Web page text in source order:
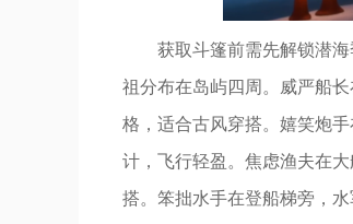
获取斗篷前需先解锁潜
祖分布在岛屿四周。威严船
格，适合古风穿搭。嬉笑炮
计，飞行轻盈。焦虑渔夫在
搭。笨拙水手在登船梯旁，